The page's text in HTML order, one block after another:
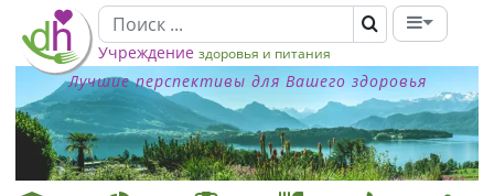
Учреждение здоровья и питания
Лучшие перспективы для Вашего здоровья